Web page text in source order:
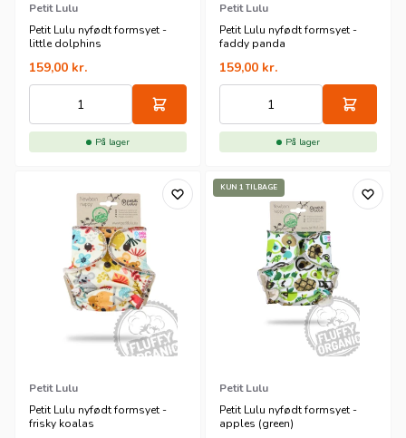
Petit Lulu
Petit Lulu nyfødt formsyet -
little dolphins
159,00 kr.
På lager
Petit Lulu
Petit Lulu nyfødt formsyet -
faddy panda
159,00 kr.
På lager
Petit Lulu
Petit Lulu nyfødt formsyet -
frisky koalas
KUN 1 TILBAGE
Petit Lulu
Petit Lulu nyfødt formsyet -
apples (green)